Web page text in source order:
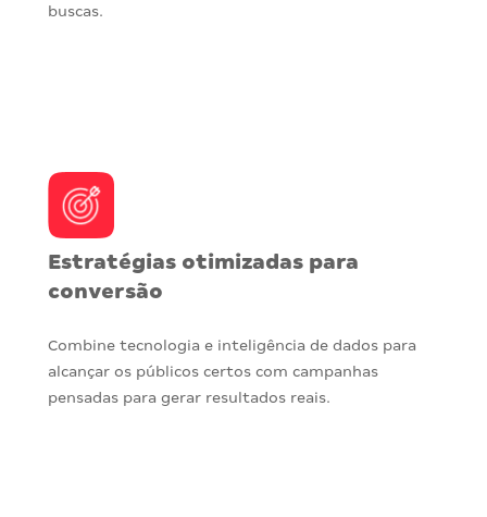
buscas.
Estratégias otimizadas para
conversão
Combine tecnologia e inteligência de dados para
alcançar os públicos certos com campanhas
pensadas para gerar resultados reais.